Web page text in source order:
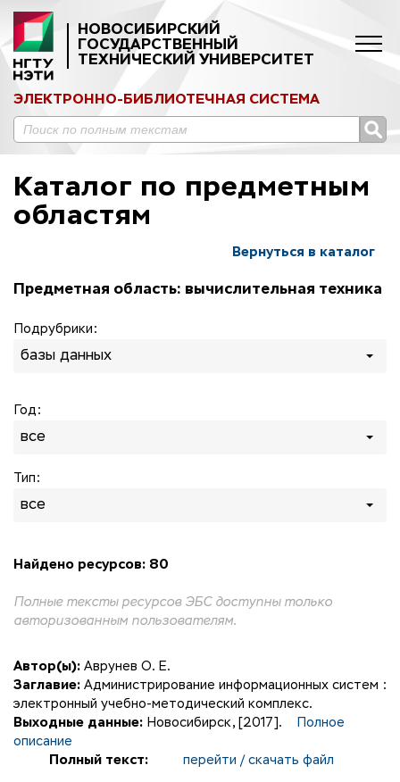
НОВОСИБИРСКИЙ
ГОСУДАРСТВЕННЫЙ
ТЕХНИЧЕСКИЙ УНИВЕРСИТЕТ
ЭЛЕКТРОННО-БИБЛИОТЕЧНАЯ СИСТЕМА
Каталог по предметным
областям
Вернуться в каталог
Предметная область: вычислительная техника
Подрубрики:
базы данных
Год:
все
Тип:
все
Найдено ресурсов: 80
Полные тексты ресурсов ЭБС доступны только
авторизованным пользователям.
Автор(ы): Аврунев О. Е.
Заглавие: Администрирование информационных систем :
электронный учебно-методический комплекс.
Выходные данные: Новосибирск, [2017].
Полное
описание
Полный текст:
перейти / скачать файл